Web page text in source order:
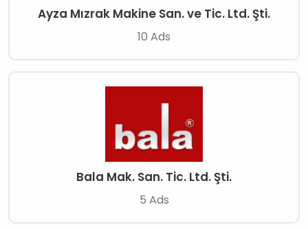
Ayza Mızrak Makine San. ve Tic. Ltd. Şti.
10 Ads
Bala Mak. San. Tic. Ltd. Şti.
5 Ads